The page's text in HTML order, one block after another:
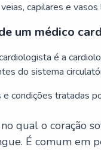
capilares e vasos
um médico
é a
do sistema
condições tratadas
no qual o coração
É comum em